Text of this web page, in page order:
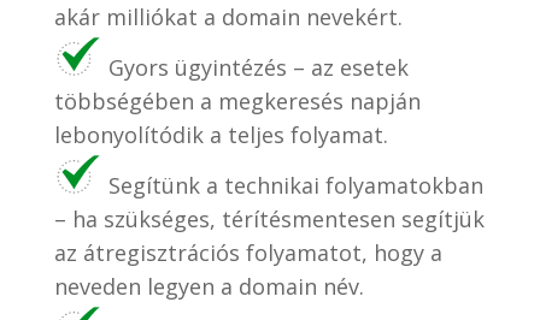
akár milliókat a domain nevekért.
Gyors ügyintézés – az esetek
többségében a megkeresés napján
lebonyolítódik a teljes folyamat.
Segítünk a technikai folyamatokban
– ha szükséges, térítésmentesen segítjük
az átregisztrációs folyamatot, hogy a
neveden legyen a domain név.